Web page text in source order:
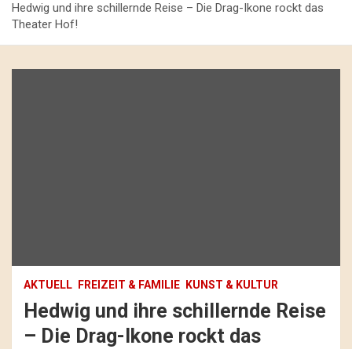
Hedwig und ihre schillernde Reise – Die Drag-Ikone rockt das
Theater Hof!
AKTUELL FREIZEIT & FAMILIE KUNST & KULTUR
Hedwig und ihre schillernde Reise
– Die Drag-Ikone rockt das